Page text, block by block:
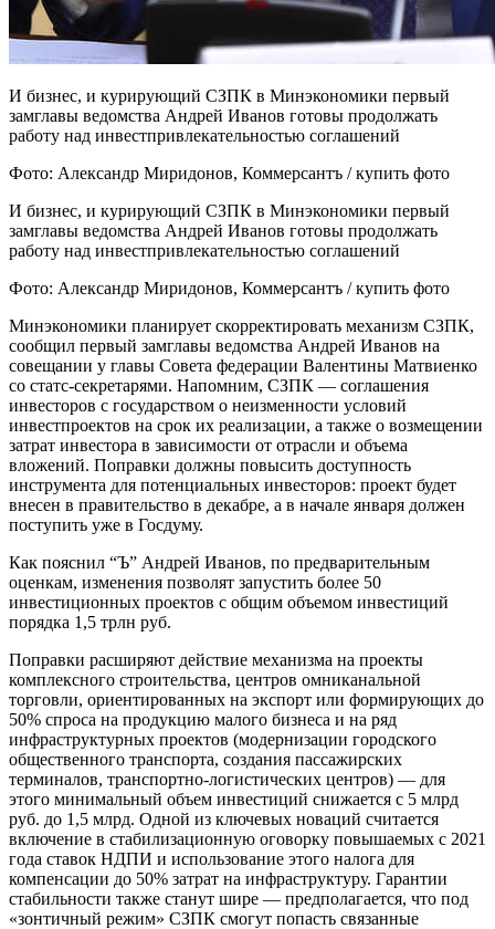
И бизнес, и курирующий СЗПК в Минэкономики первый
замглавы ведомства Андрей Иванов готовы продолжать
работу над инвестпривлекательностью соглашений
Фото: Александр Миридонов, Коммерсантъ / купить фото
И бизнес, и курирующий СЗПК в Минэкономики первый
замглавы ведомства Андрей Иванов готовы продолжать
работу над инвестпривлекательностью соглашений
Фото: Александр Миридонов, Коммерсантъ / купить фото
Минэкономики планирует скорректировать механизм СЗПК,
сообщил первый замглавы ведомства Андрей Иванов на
совещании у главы Совета федерации Валентины Матвиенко
со статс-секретарями. Напомним, СЗПК — соглашения
инвесторов с государством о неизменности условий
инвестпроектов на срок их реализации, а также о возмещении
затрат инвестора в зависимости от отрасли и объема
вложений. Поправки должны повысить доступность
инструмента для потенциальных инвесторов: проект будет
внесен в правительство в декабре, а в начале января должен
поступить уже в Госдуму.
Как пояснил “Ъ” Андрей Иванов, по предварительным
оценкам, изменения позволят запустить более 50
инвестиционных проектов с общим объемом инвестиций
порядка 1,5 трлн руб.
Поправки расширяют действие механизма на проекты
комплексного строительства, центров омниканальной
торговли, ориентированных на экспорт или формирующих до
50% спроса на продукцию малого бизнеса и на ряд
инфраструктурных проектов (модернизации городского
общественного транспорта, создания пассажирских
терминалов, транспортно-логистических центров) — для
этого минимальный объем инвестиций снижается с 5 млрд
руб. до 1,5 млрд. Одной из ключевых новаций считается
включение в стабилизационную оговорку повышаемых с 2021
года ставок НДПИ и использование этого налога для
компенсации до 50% затрат на инфраструктуру. Гарантии
стабильности также станут шире — предполагается, что под
«зонтичный режим» СЗПК смогут попасть связанные